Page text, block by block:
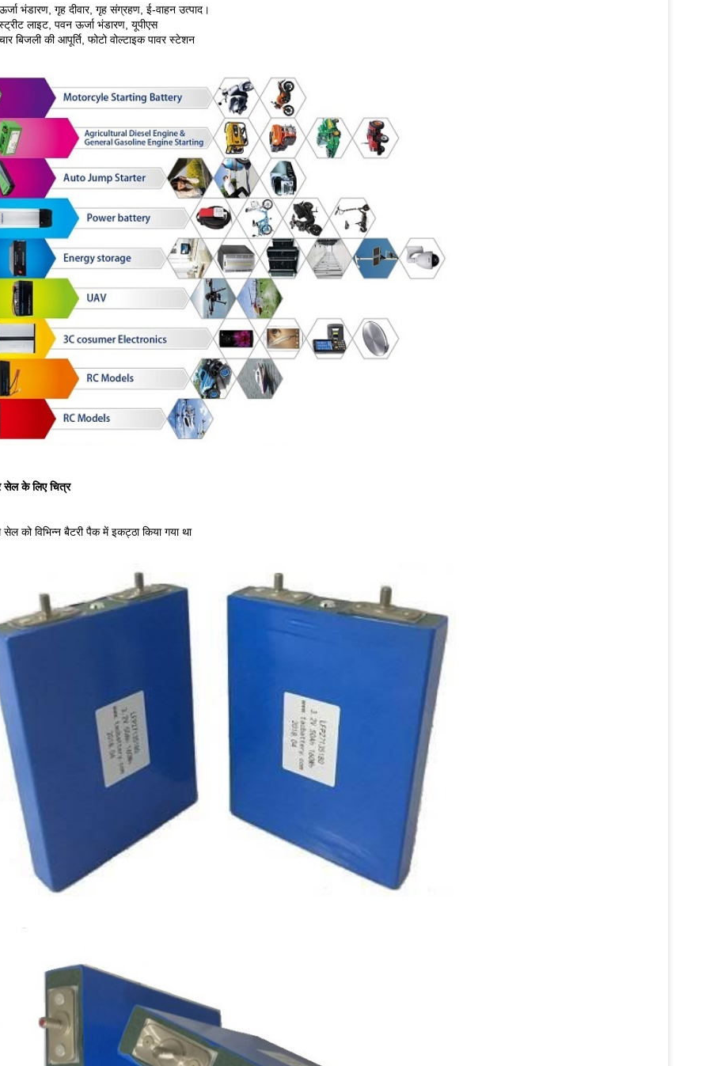
भंडारण, गृह दीवार, गृह संग्रहण, ई-वाहन उत्पाद।
लाइट, पवन ऊर्जा भंडारण, यूपीएस
बिजली की आपूर्ति, फोटो वोल्टाइक पावर स्टेशन
सेल के लिए चित्र
को विभिन्न बैटरी पैक में इकट्ठा किया गया था